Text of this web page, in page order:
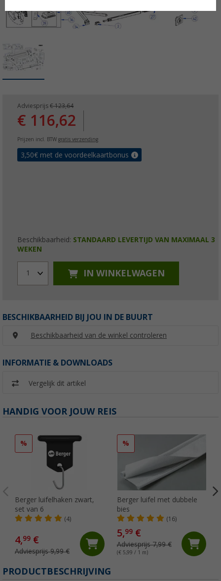
Adviesprijs € 123,64
€ 116,62
Prijzen incl. BTW gratis verzending
3,50€ met de voordeelkaartbonus
Beschikbaarheid: STANDAARD LEVERTIJD VAN MAXIMAAL 3
WEKEN
1 IN WINKELWAGEN
BESCHIKBAARHEID BIJ JOU IN DE BUURT
Beschikbaarheid van de winkel controleren
INFORMATIE & DOWNLOADS
Vergelijk dit artikel
HANDIG VOOR JOUW REIS
%
Berger luifelhaken zwart,
set van 6
(4)
4,99 €
Adviesprijs 9,99 €
%
Berger luifel met dubbele
bies
(16)
5,99€
Adviesprijs 7,99 €
(€ 5,99 / 1 m)
PRODUCTBESCHRIJVING